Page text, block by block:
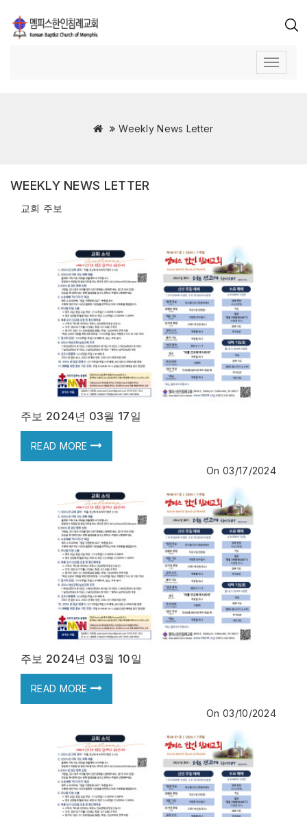
Weekly News Letter
WEEKLY NEWS LETTER
교회 주보
주보 2024년 03월 17일
READ MORE
On 03/17/2024
주보 2024년 03월 10일
READ MORE
On 03/10/2024